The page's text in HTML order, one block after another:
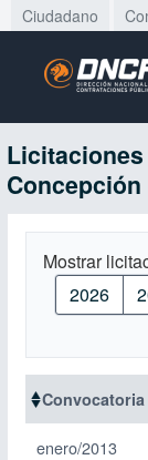
Ciudadano
Concepción
Mostrar
2026
enero/2013